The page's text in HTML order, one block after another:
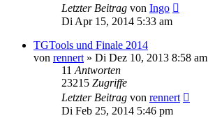
Letzter Beitrag von Ingo
Di Apr 15, 2014 5:33 am
TGTools und Finale 2014
von rennert » Di Dez 10, 2013 8:58 am
11 Antworten
23215 Zugriffe
Letzter Beitrag von rennert
Di Feb 25, 2014 5:46 pm